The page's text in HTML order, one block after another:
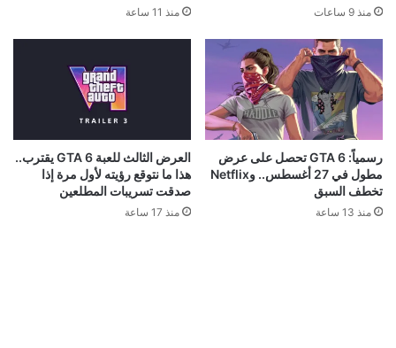
منذ 9 ساعات منذ 11 ساعة
رسمياً: GTA 6 تحصل على عرض
مطول في 27 أغسطس.. وNetflix
تخطف السبق
منذ 13 ساعة
العرض الثالث للعبة GTA 6 يقترب..
هذا ما نتوقع رؤيته لأول مرة إذا
صدقت تسريبات المطلعين
منذ 17 ساعة